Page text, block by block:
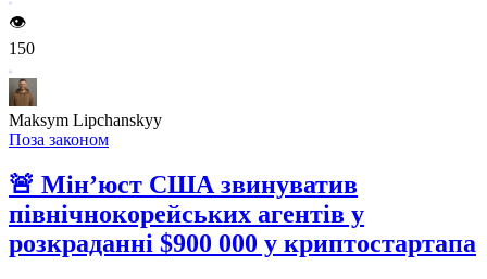
👁️
150
Maksym Lipchanskyy
Поза законом
🚨 Мін’юст США звинуватив
північнокорейських агентів у
розкраданні $900 000 у криптостартапа